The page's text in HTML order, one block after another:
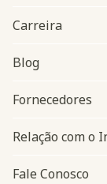
Navegação do rodapé
Carreira
Blog
Fornecedores
Relação com o
Fale Conosco